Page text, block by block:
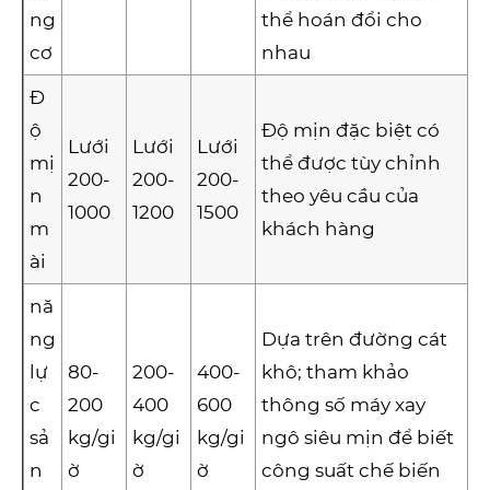
ng
cơ
thể hoán đổi cho
nhau
Đ
ộ
mị
n
m
ài
Lưới
200-
1000
Lưới
200-
1200
Lưới
200-
1500
Độ mịn đặc biệt có
thể được tùy chỉnh
theo yêu cầu của
khách hàng
nă
ng
lự
c
sả
n
80-
200
kg/gi
ờ
200-
400
kg/gi
ờ
400-
600
kg/gi
ờ
Dựa trên đường cát
khô; tham khảo
thông số máy xay
ngô siêu mịn để biết
công suất chế biến